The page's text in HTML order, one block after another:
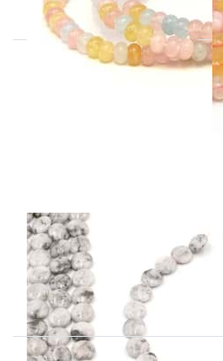
Quarzo con
tondo di Pirite
da 16 mm.